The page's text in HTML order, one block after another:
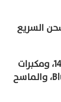
أمبير تدعم الشحن السريع
وتشمل المزايا البارزة الأخرى واجهة المستخدم My UX المستندة إلى أندرويد 14، ومكبرات
صوت مع دعم تقنية Dolby Atmos، ومنفذ صوتي، ومنفذ USB-C، و Bluetooth 5.0، والماسح